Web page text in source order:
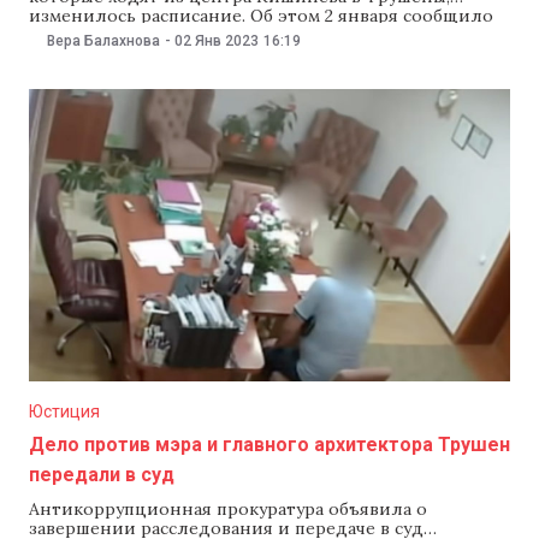
изменилось расписание. Об этом 2 января сообщило
столичное управление электротранспорта. Согласно
новому расписанию, троллейбусы № 34 отмеченные
до улицы Барьера Скулень. Дальше пассажиры,
которые
Вера Балахнова - 02 Янв 2023 16:19
Юстиция
Дело против мэра и главного архитектора Трушен
передали в суд
Антикоррупционная прокуратура объявила о
завершении расследования и передаче в суд